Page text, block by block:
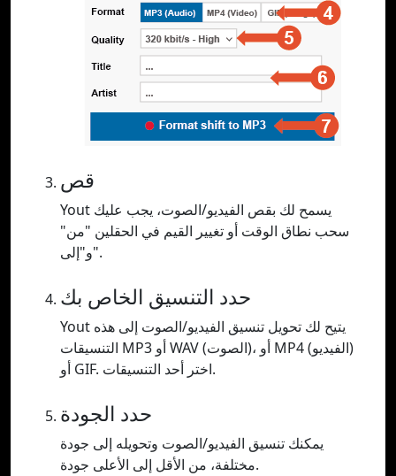
قص
Yout يسمح لك بقص الفيديو/الصوت، يجب عليك
سحب نطاق الوقت أو تغيير القيم في الحقلين "من"
و"إلى".
حدد التنسيق الخاص بك
Yout يتيح لك تحويل تنسيق الفيديو/الصوت إلى هذه
التنسيقات MP3 أو WAV (الصوت)، أو MP4 (الفيديو)
أو GIF. اختر أحد التنسيقات.
حدد الجودة
يمكنك تنسيق الفيديو/الصوت وتحويله إلى جودة
مختلفة، من الأقل إلى الأعلى جودة.